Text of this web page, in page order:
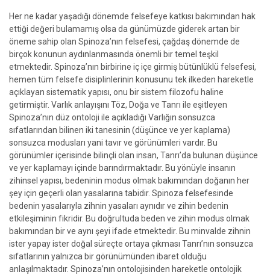
Her ne kadar yaşadığı dönemde felsefeye katkısı bakımından hak
ettiği değeri bulamamış olsa da günümüzde giderek artan bir
öneme sahip olan Spinoza’nın felsefesi, çağdaş dönemde de
birçok konunun aydınlanmasında önemli bir temel teşkil
etmektedir. Spinoza’nın birbirine iç içe girmiş bütünlüklü felsefesi,
hemen tüm felsefe disiplinlerinin konusunu tek ilkeden hareketle
açıklayan sistematik yapısı, onu bir sistem filozofu haline
getirmiştir. Varlık anlayışını Töz, Doğa ve Tanrı ile eşitleyen
Spinoza’nın düz ontoloji ile açıkladığı Varlığın sonsuzca
sıfatlarından bilinen iki tanesinin (düşünce ve yer kaplama)
sonsuzca modusları yani tavır ve görünümleri vardır. Bu
görünümler içerisinde bilinçli olan insan, Tanrı’da bulunan düşünce
ve yer kaplamayı içinde barındırmaktadır. Bu yönüyle insanın
zihinsel yapısı, bedeninin modus olmak bakımından doğanın her
şey için geçerli olan yasalarına tabidir. Spinoza felsefesinde
bedenin yasalarıyla zihnin yasaları aynıdır ve zihin bedenin
etkileşiminin fikridir. Bu doğrultuda beden ve zihin modus olmak
bakımından bir ve aynı şeyi ifade etmektedir. Bu minvalde zihnin
ister yapay ister doğal süreçte ortaya çıkması Tanrı’nın sonsuzca
sıfatlarının yalnızca bir görünümünden ibaret olduğu
anlaşılmaktadır. Spinoza’nın ontolojisinden hareketle ontolojik